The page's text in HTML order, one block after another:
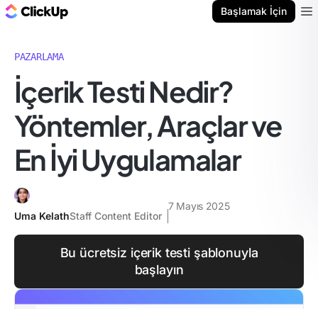
Başlamak İçin
PAZARLAMA
İçerik Testi Nedir?
Yöntemler, Araçlar ve
En İyi Uygulamalar
Uma KelathStaff Content Editor
7 Mayıs 2025
Bu ücretsiz içerik testi şablonuyla
başlayın